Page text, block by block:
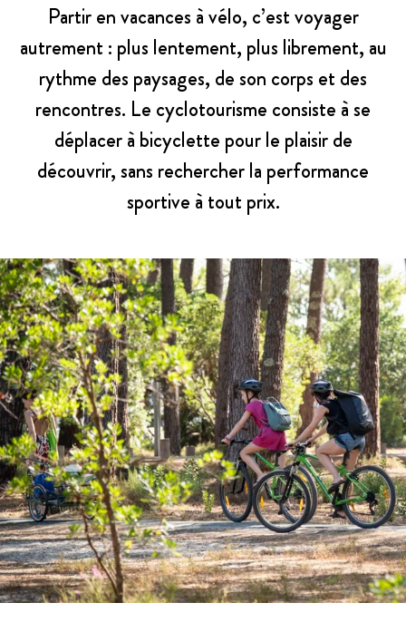
Partir en vacances à vélo, c’est voyager
autrement : plus lentement, plus librement, au
rythme des paysages, de son corps et des
rencontres. Le cyclotourisme consiste à se
déplacer à bicyclette pour le plaisir de
découvrir, sans rechercher la performance
sportive à tout prix.